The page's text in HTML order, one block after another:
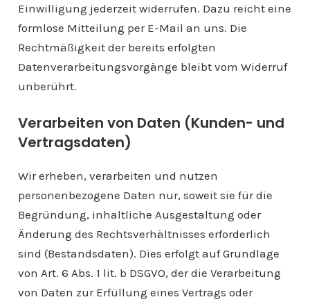
Einwilligung jederzeit widerrufen. Dazu reicht eine
formlose Mitteilung per E-Mail an uns. Die
Rechtmäßigkeit der bereits erfolgten
Datenverarbeitungsvorgänge bleibt vom Widerruf
unberührt.
Verarbeiten von Daten (Kunden- und
Vertragsdaten)
Wir erheben, verarbeiten und nutzen
personenbezogene Daten nur, soweit sie für die
Begründung, inhaltliche Ausgestaltung oder
Änderung des Rechtsverhältnisses erforderlich
sind (Bestandsdaten). Dies erfolgt auf Grundlage
von Art. 6 Abs. 1 lit. b DSGVO, der die Verarbeitung
von Daten zur Erfüllung eines Vertrags oder